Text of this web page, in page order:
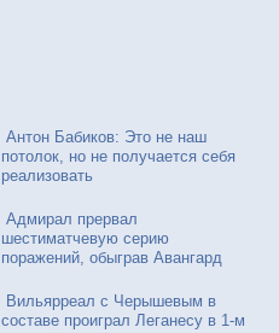
Антон Бабиков: Это не наш
потолок, но не получается себя
реализовать
Адмирал прервал
шестиматчевую серию
поражений, обыграв Авангард
Вильярреал с Черышевым в
составе проиграл Леганесу в 1-м